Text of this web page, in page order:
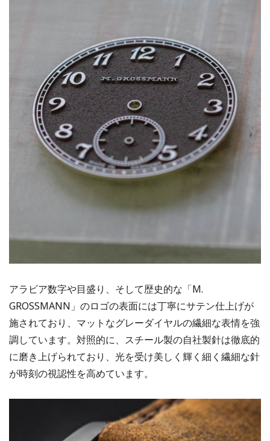
アラビア数字や目盛り、そして歴史的な「M.
GROSSMANN」のロゴの表面には丁寧にサテン仕上げが
施されており、マットなグレーダイヤルの繊細な表情を強
調しています。対照的に、スチール製の自社製針は徹底的
に磨き上げられており、光を受け美しく輝く細く繊細な針
が時刻の視認性を高めています。